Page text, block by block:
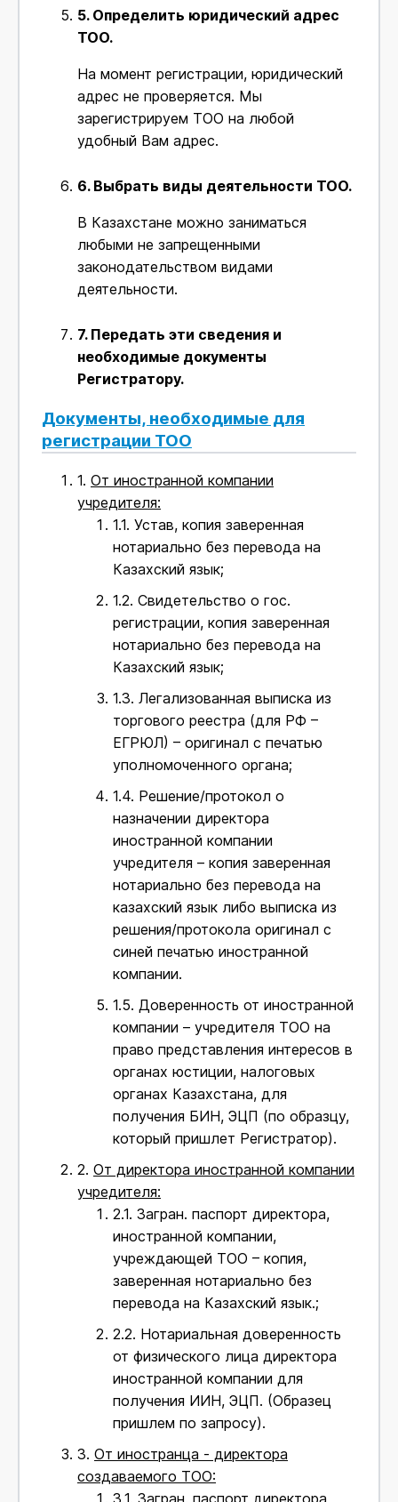
5.Определить юридический адрес
ТОО.
На момент регистрации, юридический
адрес не проверяется. Мы
зарегистрируем ТОО на любой
удобный Вам адрес.
6.Выбрать виды деятельности ТОО.
В Казахстане можно заниматься
любыми не запрещенными
законодательством видами
деятельности.
7.Передать эти сведения и
необходимые документы
Регистратору.
Документы, необходимые для
регистрации ТОО
1. От иностранной компании
учредителя:
1.1. Устав, копия заверенная
нотариально без перевода на
Казахский язык;
1.2. Свидетельство о гос.
регистрации, копия заверенная
нотариально без перевода на
Казахский язык;
1.3. Легализованная выписка из
торгового реестра (для РФ –
ЕГРЮЛ) – оригинал с печатью
уполномоченного органа;
1.4. Решение/протокол о
назначении директора
иностранной компании
учредителя – копия заверенная
нотариально без перевода на
казахский язык либо выписка из
решения/протокола оригинал с
синей печатью иностранной
компании.
1.5. Доверенность от иностранной
компании – учредителя ТОО на
право представления интересов в
органах юстиции, налоговых
органах Казахстана, для
получения БИН, ЭЦП (по образцу,
который пришлет Регистратор).
2. От директора иностранной компании
учредителя:
2.1. Загран. паспорт директора,
иностранной компании,
учреждающей ТОО – копия,
заверенная нотариально без
перевода на Казахский язык.;
2.2. Нотариальная доверенность
от физического лица директора
иностранной компании для
получения ИИН, ЭЦП. (Образец
пришлем по запросу).
3. От иностранца - директора
создаваемого ТОО: